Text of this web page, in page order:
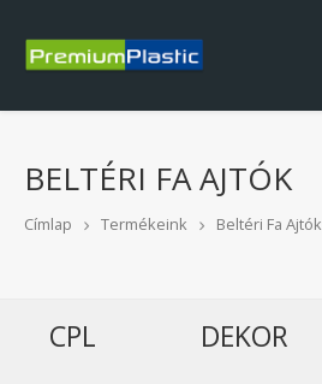
BELTÉRI FA AJTÓK
Címlap Termékeink Beltéri Fa Ajtók
CPL
DEKOR